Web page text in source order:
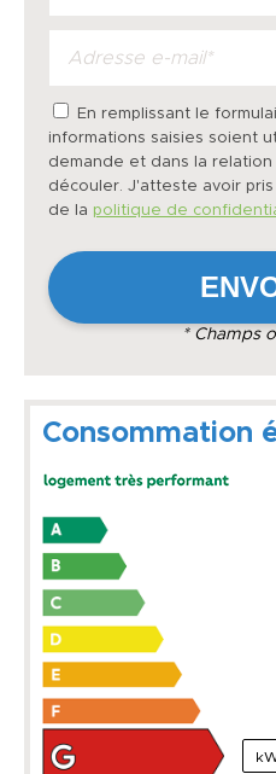
En remplissant le
informations saisies soient
demande et dans la
découler. J'atteste avoir
de la politique de
* Champs
Consommation